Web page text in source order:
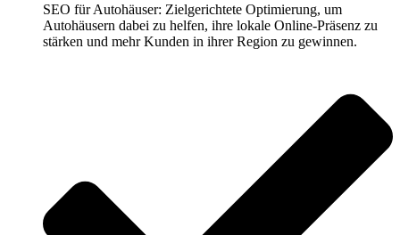
SEO für Autohäuser: Zielgerichtete Optimierung, um
Autohäusern dabei zu helfen, ihre lokale Online-Präsenz zu
stärken und mehr Kunden in ihrer Region zu gewinnen.